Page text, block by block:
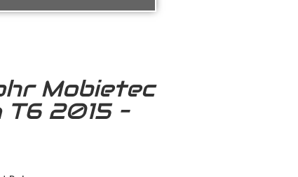
Mobietec
T6 2015 –